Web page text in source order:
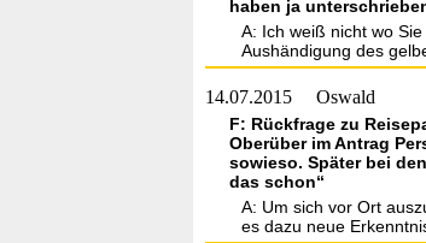
haben ja
A: Ich weiß nicht wo
Aushändigung des
14.07.2015 Oswald
F: Rückfrage zu
Oberüber im Antrag
sowieso. Später bei
das schon“
A: Um sich vor Ort
es dazu neue